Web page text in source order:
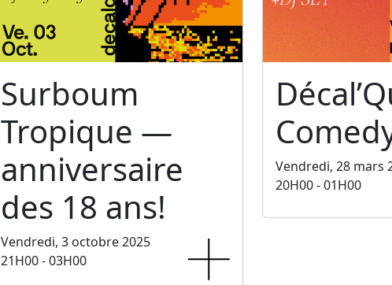
Surboum
Tropique —
anniversaire
des 18 ans!
Vendredi, 3 octobre 2025
21H00 - 03H00
Vendredi, 28 mars
20H00 - 01H00